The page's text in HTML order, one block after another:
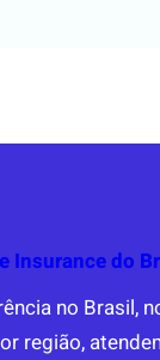
Insurance do
no Brasil,
região,